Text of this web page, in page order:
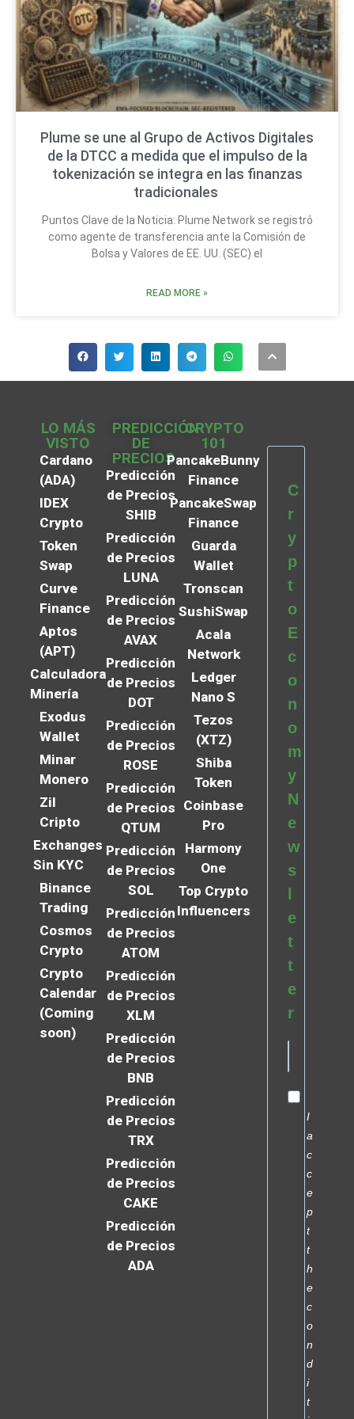
Plume se une al Grupo de Activos Digitales
de la DTCC a medida que el impulso de la
tokenización se integra en las finanzas
tradicionales
Puntos Clave de la Noticia: Plume Network se registró
como agente de transferencia ante la Comisión de
Bolsa y Valores de EE. UU. (SEC) el
READ MORE »
LO MÁS
VISTO
Cardano
(ADA)
IDEX
Crypto
Token
Swap
Curve
Finance
Aptos
(APT)
Calculadora
Minería
Exodus
Wallet
Minar
Monero
Zil
Cripto
Exchanges
Sin KYC
Binance
Trading
Cosmos
Crypto
Crypto
Calendar
(Coming
soon)
PREDICCIÓN
DE
PRECIOS
Predicción
de Precios
SHIB
Predicción
de Precios
LUNA
Predicción
de Precios
AVAX
Predicción
de Precios
DOT
Predicción
de Precios
ROSE
Predicción
de Precios
QTUM
Predicción
de Precios
SOL
Predicción
de Precios
ATOM
Predicción
de Precios
XLM
Predicción
de Precios
BNB
Predicción
de Precios
TRX
Predicción
de Precios
CAKE
Predicción
de Precios
ADA
CRYPTO
101
PancakeBunny
Finance
PancakeSwap
Finance
Guarda
Wallet
Tronscan
SushiSwap
Acala
Network
Ledger
Nano S
Tezos
(XTZ)
Shiba
Token
Coinbase
Pro
Harmony
One
Top Crypto
Influencers
C
r
y
p
t
o
E
c
o
n
o
m
y
N
e
w
s
e
t
t
e
r
I
a
c
c
e
p
t
t
h
e
c
o
n
d
i
t